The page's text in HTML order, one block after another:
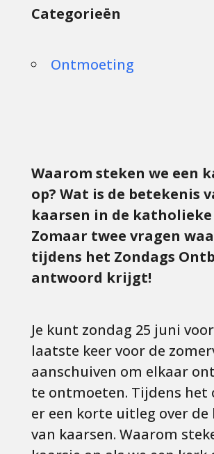
Categorieën
Ontmoeting
Waarom steken we een
op? Wat is de betekenis
kaarsen in de
Zomaar twee vragen
tijdens het Zondags
antwoord krijgt!
Je kunt zondag 25 juni
laatste keer voor de
aanschuiven om elkaar
te ontmoeten. Tijdens
er een korte uitleg over de
van kaarsen. Waarom